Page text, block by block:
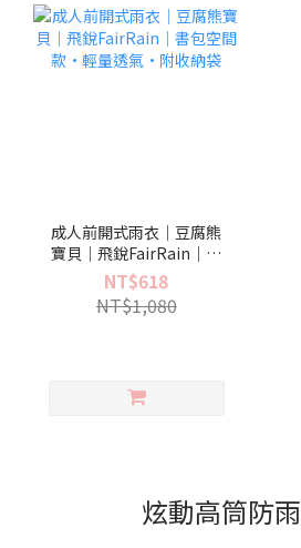
成人前開式雨衣｜豆腐熊
寶貝｜飛銳FairRain｜書
包空間款·輕量透氣·附
收納袋
NT$618
NT$1,080
炫動高筒防